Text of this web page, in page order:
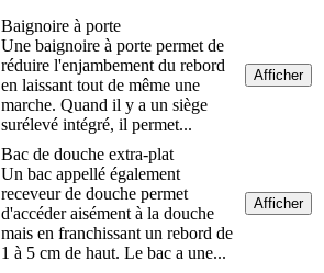
Baignoire à porte
Une baignoire à porte permet de
réduire l'enjambement du rebord
en laissant tout de même une
marche. Quand il y a un siège
surélevé intégré, il permet...
Afficher
Bac de douche extra-plat
Un bac appellé également
receveur de douche permet
d'accéder aisément à la douche
mais en franchissant un rebord de
1 à 5 cm de haut. Le bac a une...
Afficher